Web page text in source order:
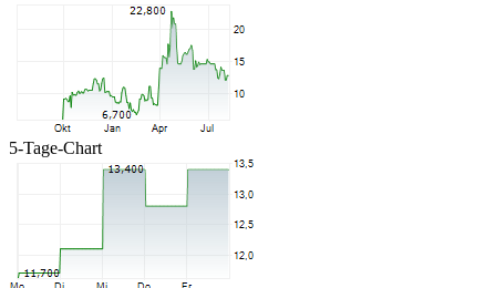
5-Tage-Chart